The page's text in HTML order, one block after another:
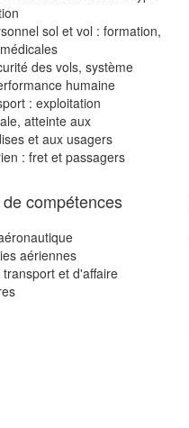
sol et vol : formation,
des vols, système
humaine
: exploitation
atteinte aux
et aux usagers
: fret et passagers
compétences
aériennes
et d'affaire